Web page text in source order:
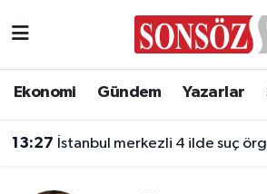
Ekonomi Gündem Yazarlar
13:27 İstanbul merkezli 4 ilde suç
Asayiş
Ankara Nöbetçi Eczaneler